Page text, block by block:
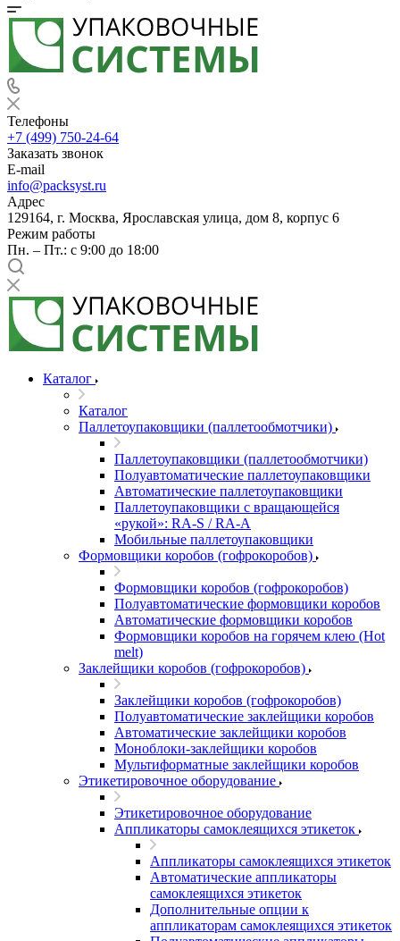
Телефоны
+7 (499) 750-24-64
Заказать звонок
E-mail
info@packsyst.ru
Адрес
129164, г. Москва, Ярославская улица, дом 8, корпус 6
Режим работы
Пн. – Пт.: с 9:00 до 18:00
Каталог
Каталог
Паллетоупаковщики (паллетообмотчики)
Паллетоупаковщики (паллетообмотчики)
Полуавтоматические паллетоупаковщики
Автоматические паллетоупаковщики
Паллетоупаковщики с вращающейся
«рукой»: RA-S / RA-A
Мобильные паллетоупаковщики
Формовщики коробов (гофрокоробов)
Формовщики коробов (гофрокоробов)
Полуавтоматические формовщики коробов
Автоматические формовщики коробов
Формовщики коробов на горячем клею (Hot
melt)
Заклейщики коробов (гофрокоробов)
Заклейщики коробов (гофрокоробов)
Полуавтоматические заклейщики коробов
Автоматические заклейщики коробов
Моноблоки-заклейщики коробов
Мультиформатные заклейщики коробов
Этикетировочное оборудование
Этикетировочное оборудование
Аппликаторы самоклеящихся этикеток
Аппликаторы самоклеящихся этикеток
Автоматические аппликаторы
самоклеящихся этикеток
Дополнительные опции к
аппликаторам самоклеящихся этикеток